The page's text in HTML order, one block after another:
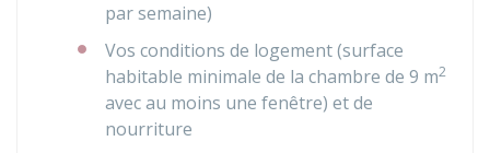
par semaine)
Vos conditions de logement (surface
habitable minimale de la chambre de 9 m2
avec au moins une fenêtre) et de
nourriture